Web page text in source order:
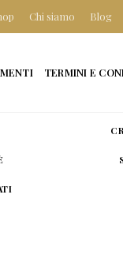
Chi siamo Blog
TERMINI E